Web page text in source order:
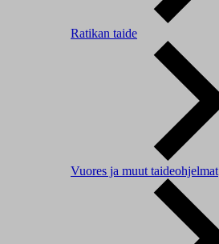
Ratikan taide
Vuores ja muut taideohjelmat